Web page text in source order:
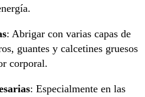
: Abrigar con varias capas de
guantes y calcetines gruesos
corporal.
: Especialmente en las